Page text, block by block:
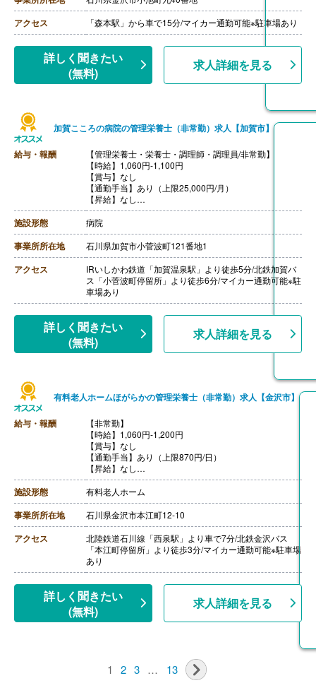
【通勤手当】あり（上限35,900円/月）
【昇給】あり
【退職金】あり※勤続1年以上
アクセス 「森本駅」から車で15分/マイカー通勤可能※駐車場あり
詳しく聞きたい
(無料)
求人詳細を見る
加賀こころの病院の管理栄養士（非常勤）求人【加賀市】
給与・報酬
【管理栄養士・栄養士・調理師・調理員/非常勤】
【時給】1,060円-1,100円
【賞与】なし
【通勤手当】あり（上限25,000円/月）
【昇給】なし
【退職金】なし
施設形態 病院
事業所所在地 石川県加賀市小菅波町121番地1
アクセス
IRいしかわ鉄道「加賀温泉駅」より徒歩5分/北鉄加賀バ
ス「小菅波町停留所」より徒歩6分/マイカー通勤可能※駐
車場あり
詳しく聞きたい
(無料)
求人詳細を見る
有料老人ホームほがらかの管理栄養士（非常勤）求人【金沢市】
給与・報酬
【非常勤】
【時給】1,060円-1,200円
【賞与】なし
【通勤手当】あり（上限870円/日）
【昇給】なし
【退職金】なし
施設形態 有料老人ホーム
事業所所在地 石川県金沢市本江町12-10
アクセス
北陸鉄道石川線「西泉駅」より車で7分/北鉄金沢バス
「本江町停留所」より徒歩3分/マイカー通勤可能※駐車場
あり
詳しく聞きたい
(無料)
求人詳細を見る
1 2 3 … 13